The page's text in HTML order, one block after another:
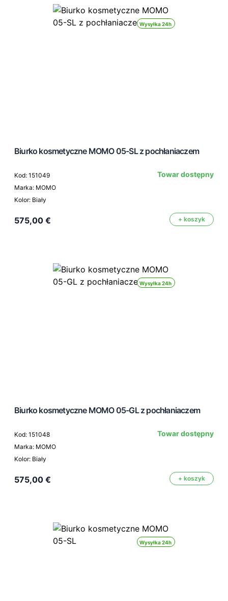
Wysyłka 24h
Biurko kosmetyczne MOMO 05-SL z pochłaniaczem
Kod: 151049
Marka: MOMO
Kolor: Biały
Towar dostępny
575,00 € + koszyk
Wysyłka 24h
Biurko kosmetyczne MOMO 05-GL z pochłaniaczem
Kod: 151048
Marka: MOMO
Kolor: Biały
Towar dostępny
575,00 € + koszyk
Wysyłka 24h